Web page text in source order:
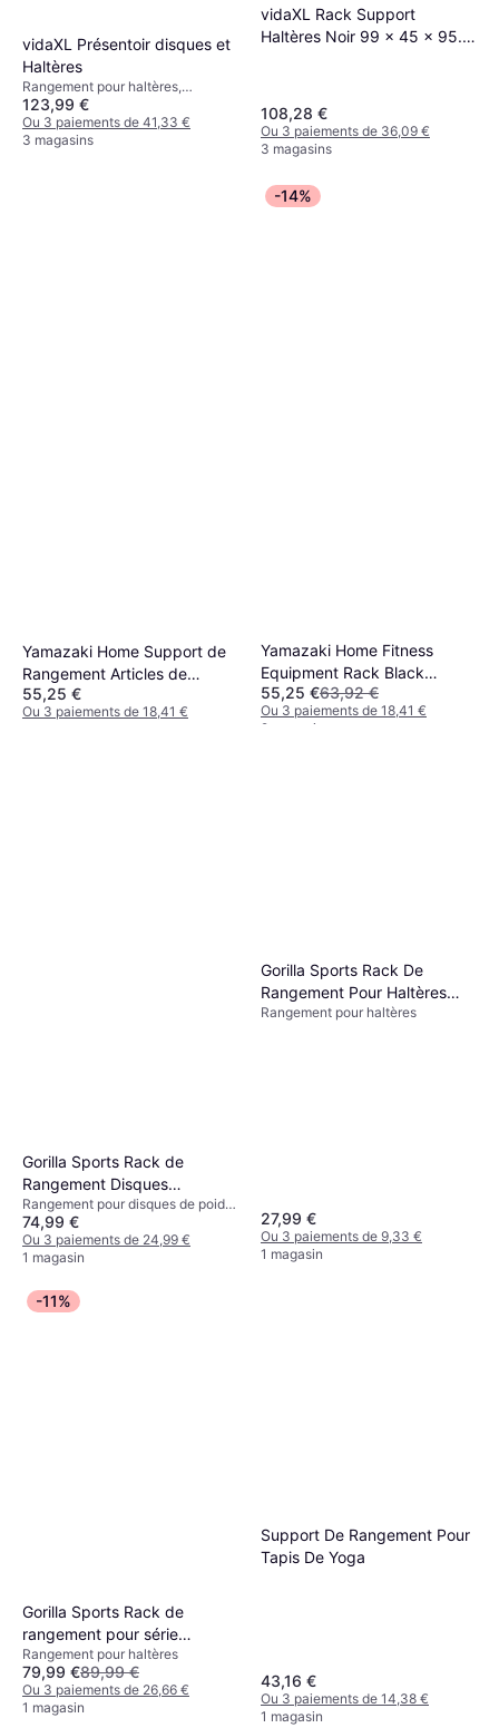
vidaXL Présentoir disques et
Haltères
Rangement pour haltères,
Capacité de charge (max) 300 kg
123,99 €
Ou 3 paiements de 41,33 €
3 magasins
vidaXL Rack Support
Haltères Noir 99 x 45 x 95.5
108,28 €
Ou 3 paiements de 36,09 €
3 magasins
Yamazaki Home Support de
Rangement Articles de
Fitness Blanc L15 x P24
55,25 €
Ou 3 paiements de 18,41 €
-14%
Yamazaki Home Fitness
Equipment Rack Black
Support
55,25 €63,92 €
Ou 3 paiements de 18,41 €
2 magasins
Gorilla Sports Rack de
Rangement Disques
Olympiques 50 51 mm
Rangement pour disques de poids,
Capacité de charge (max) 300 kg
74,99 €
Ou 3 paiements de 24,99 €
1 magasin
Gorilla Sports Rack De
Rangement Pour Haltères
Fitness
Rangement pour haltères
27,99 €
Ou 3 paiements de 9,33 €
1 magasin
-11%
Gorilla Sports Rack de
rangement pour série
d'haltères chromés
Rangement pour haltères
79,99 €89,99 €
Ou 3 paiements de 26,66 €
1 magasin
Support De Rangement Pour
Tapis De Yoga
43,16 €
Ou 3 paiements de 14,38 €
1 magasin